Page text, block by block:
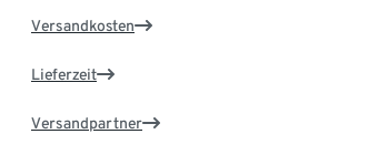
Versandkosten
Lieferzeit
Versandpartner